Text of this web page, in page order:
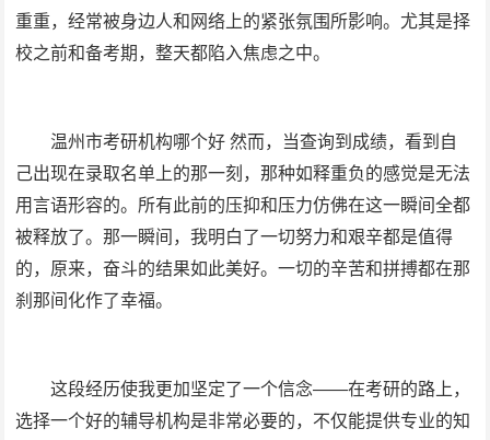
重重，经常被身边人和网络上的紧张氛围所影响。尤其是择
校之前和备考期，整天都陷入焦虑之中。
温州市考研机构哪个好 然而，当查询到成绩，看到自
己出现在录取名单上的那一刻，那种如释重负的感觉是无法
用言语形容的。所有此前的压抑和压力仿佛在这一瞬间全都
被释放了。那一瞬间，我明白了一切努力和艰辛都是值得
的，原来，奋斗的结果如此美好。一切的辛苦和拼搏都在那
刹那间化作了幸福。
这段经历使我更加坚定了一个信念——在考研的路上，
选择一个好的辅导机构是非常必要的，不仅能提供专业的知